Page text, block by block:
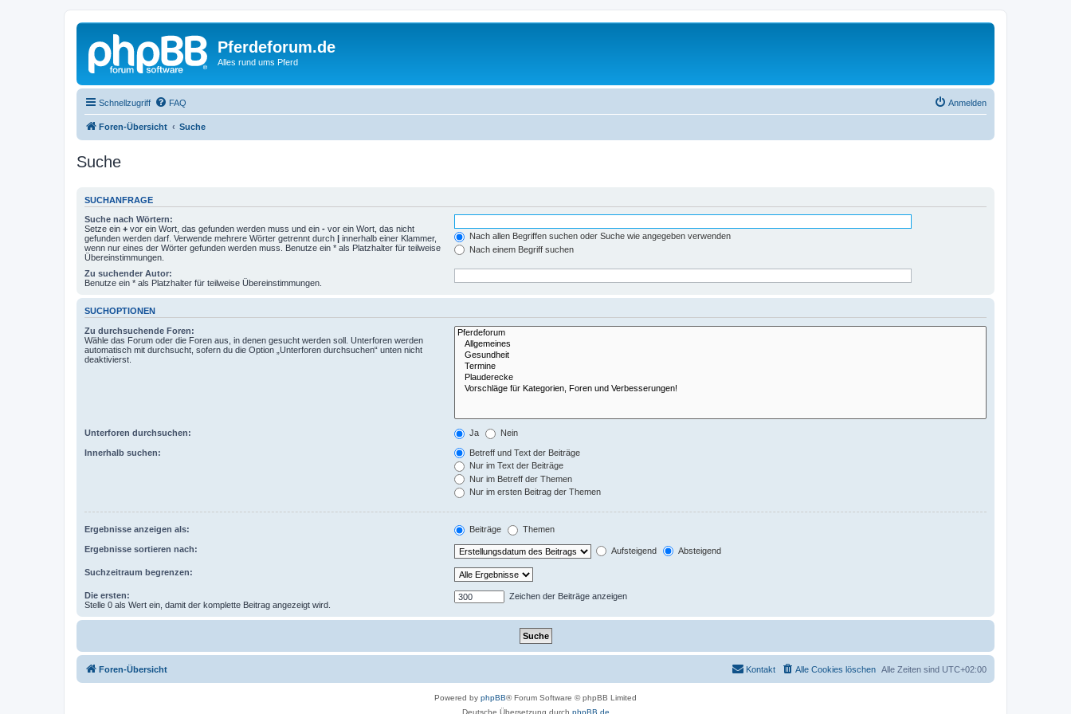
Pferdeforum.de
Alles rund ums Pferd
Schnellzugriff FAQ Anmelden
Foren-Übersicht Suche
Suche
SUCHANFRAGE
Suche nach Wörtern:
Setze ein + vor ein Wort, das gefunden werden muss und ein - vor ein Wort, das nicht
gefunden werden darf. Verwende mehrere Wörter getrennt durch | innerhalb einer Klammer,
wenn nur eines der Wörter gefunden werden muss. Benutze ein * als Platzhalter für teilweise
Übereinstimmungen.
Nach allen Begriffen suchen oder Suche wie angegeben verwenden
Nach einem Begriff suchen
Zu suchender Autor:
Benutze ein * als Platzhalter für teilweise Übereinstimmungen.
SUCHOPTIONEN
Zu durchsuchende Foren:
Wähle das Forum oder die Foren aus, in denen gesucht werden soll. Unterforen werden
automatisch mit durchsucht, sofern du die Option „Unterforen durchsuchen“ unten nicht
deaktivierst.
Unterforen durchsuchen: Ja Nein
Innerhalb suchen:
Betreff und Text der Beiträge
Nur im Text der Beiträge
Nur im Betreff der Themen
Nur im ersten Beitrag der Themen
Ergebnisse anzeigen als: Beiträge Themen
Ergebnisse sortieren nach: Aufsteigend Absteigend
Suchzeitraum begrenzen:
Die ersten:
Stelle 0 als Wert ein, damit der komplette Beitrag angezeigt wird.
Zeichen der Beiträge anzeigen
Foren-Übersicht Alle Zeiten sind UTC+02:00
Alle Cookies löschen
Kontakt
Powered by phpBB® Forum Software © phpBB Limited
Deutsche Übersetzung durch phpBB.de